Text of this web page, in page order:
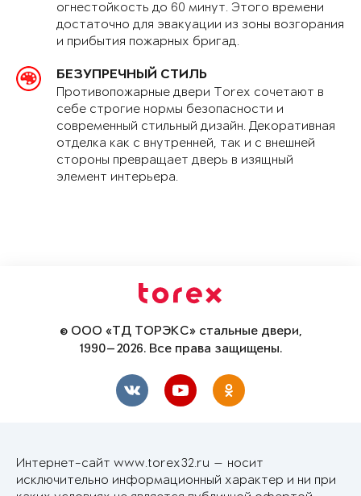
огнестойкость до 60 минут. Этого времени
достаточно для эвакуации из зоны возгорания
и прибытия пожарных бригад.
БЕЗУПРЕЧНЫЙ СТИЛЬ
Противопожарные двери Torex сочетают в
себе строгие нормы безопасности и
современный стильный дизайн. Декоративная
отделка как с внутренней, так и с внешней
стороны превращает дверь в изящный
элемент интерьера.
© ООО «ТД ТОРЭКС» стальные двери,
1990—2026. Все права защищены.
Интернет-сайт www.torex32.ru — носит
исключительно информационный характер и ни при